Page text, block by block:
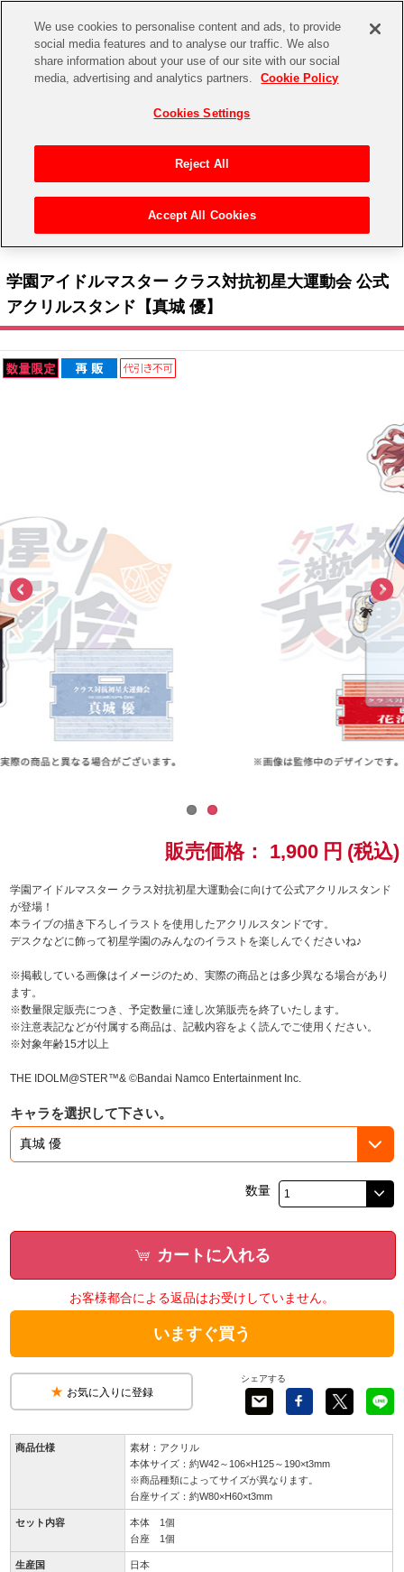
CHANNEL STORE EVENT
ゲーム
アイドルマスターシリーズ
アイドルマスター
アイドルマスター SideM
アイドルマスター シャイニーカラーズ
電音部
鉄拳
太鼓の達人
ACE COMBAT
パックマン
ナムコクラシック
スサノオマジック
ラブライブ！シリーズ
ラブライブ！
ラブライブ！サンシャイン‼
ラブライブ！虹ヶ咲学園スクールアイドル同好会
モフモフパレード
イベントグッズ
トイ・ホビー
アイドルマスター シリーズ>学園アイドルマスター
学園アイドルマスター クラス対抗初星大運動会 公式
アクリルスタンド【真城 優】
販売価格： 1,900 円 (税込)
学園アイドルマスター クラス対抗初星大運動会に向けて公式アクリルスタンド
が登場！
本ライブの描き下ろしイラストを使用したアクリルスタンドです。
デスクなどに飾って初星学園のみんなのイラストを楽しんでくださいね♪
※掲載している画像はイメージのため、実際の商品とは多少異なる場合があり
ます。
※数量限定販売につき、予定数量に達し次第販売を終了いたします。
※注意表記などが付属する商品は、記載内容をよく読んでご使用ください。
※対象年齢15才以上
THE IDOLM@STER™& ©Bandai Namco Entertainment Inc.
キャラを選択して下さい。
数量
カートに入れる
お客様都合による返品はお受けしていません。
いますぐ買う
お気に入りに登録
シェアする
商品仕様
素材：アクリル
本体サイズ：約W42～106×H125～190×t3mm
※商品種類によってサイズが異なります。
台座サイズ：約W80×H60×t3mm
セット内容
本体 1個
台座 1個
生産国 日本
We use cookies to personalise content and ads, to provide
social media features and to analyse our traffic. We also
share information about your use of our site with our social
media, advertising and analytics partners.
Cookie Policy
Cookies Settings
Reject All
Accept All Cookies